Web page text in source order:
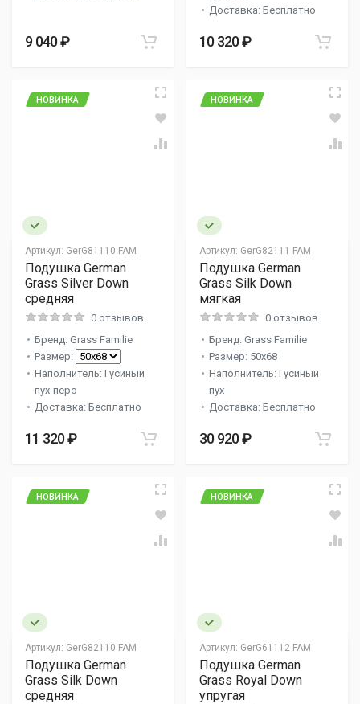
9 040 ₽
Доставка: Бесплатно
10 320 ₽
Артикул: GerG81110 FAM
НОВИНКА
Подушка German
Grass Silver Down
средняя
0 отзывов
Бренд: Grass Familie
Размер:
Наполнитель: Гусиный
пух-перо
Доставка: Бесплатно
11 320 ₽
Артикул: GerG82111 FAM
НОВИНКА
Подушка German
Grass Silk Down
мягкая
0 отзывов
Бренд: Grass Familie
Размер: 50x68
Наполнитель: Гусиный
пух
Доставка: Бесплатно
30 920 ₽
Артикул: GerG82110 FAM
НОВИНКА
Подушка German
Grass Silk Down
средняя
Артикул: GerG61112 FAM
НОВИНКА
Подушка German
Grass Royal Down
упругая